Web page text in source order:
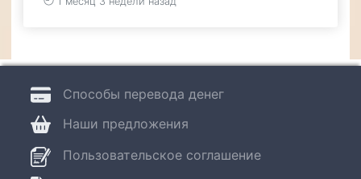
Пользовательское соглашение
Способы перевода денег
Наши предложения